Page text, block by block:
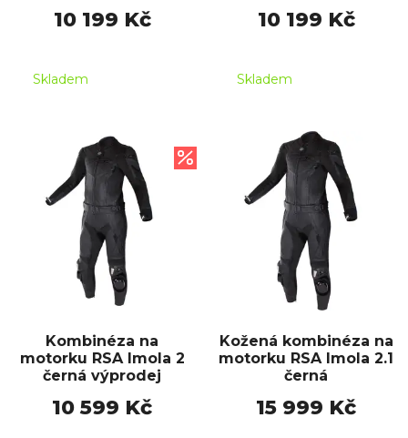
10 199 Kč
Skladem
10 199 Kč
Skladem
Kombinéza na
motorku RSA Imola 2
černá výprodej
10 599 Kč
Kožená kombinéza na
motorku RSA Imola 2.1
černá
15 999 Kč